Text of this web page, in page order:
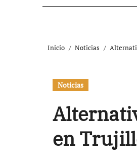
Inicio Noticias
Noticias
en